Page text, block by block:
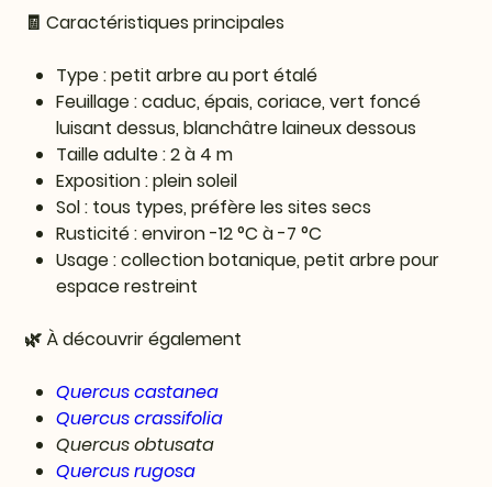
🧾 Caractéristiques principales
Type : petit arbre au port étalé
Feuillage : caduc, épais, coriace, vert foncé
luisant dessus, blanchâtre laineux dessous
Taille adulte : 2 à 4 m
Exposition : plein soleil
Sol : tous types, préfère les sites secs
Rusticité : environ -12 °C à -7 °C
Usage : collection botanique, petit arbre pour
espace restreint
🌿 À découvrir également
Quercus castanea
Quercus crassifolia
Quercus obtusata
Quercus rugosa